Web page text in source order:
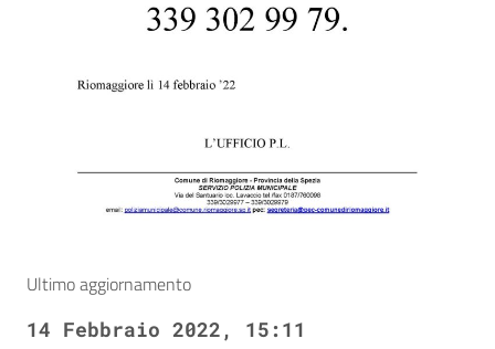
Ultimo aggiornamento
14 Febbraio 2022, 15:11